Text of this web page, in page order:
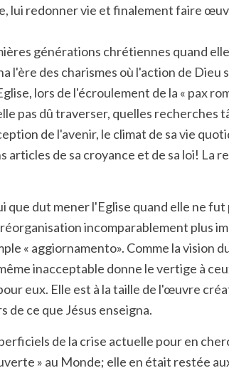
lui redonner vie et finalement faire
générations chrétiennes quand
l'ère des charismes où l'action de Dieu
lors de l'écroulement de la « pax
pas dû traverser, quelles recherches
de l'avenir, le climat de sa vie
de sa croyance et de sa loi! La
dut mener l'Eglise quand elle ne
incomparablement plus
« aggiornamento». Comme la vision
inacceptable donne le vertige à
eux. Elle est à la taille de l'œuvre
ce que Jésus enseigna.
de la crise actuelle pour en
» au Monde; elle en était restée